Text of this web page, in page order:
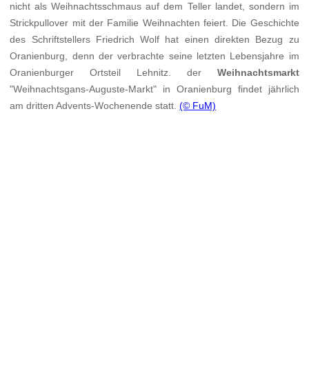
nicht als Weihnachtsschmaus auf dem Teller landet, sondern im
Strickpullover mit der Familie Weihnachten feiert. Die Geschichte
des Schriftstellers Friedrich Wolf hat einen direkten Bezug zu
Oranienburg, denn der verbrachte seine letzten Lebensjahre im
Oranienburger Ortsteil Lehnitz. der Weihnachtsmarkt
"Weihnachtsgans-Auguste-Markt" in Oranienburg findet jährlich
am dritten Advents-Wochenende statt.(© FuM)